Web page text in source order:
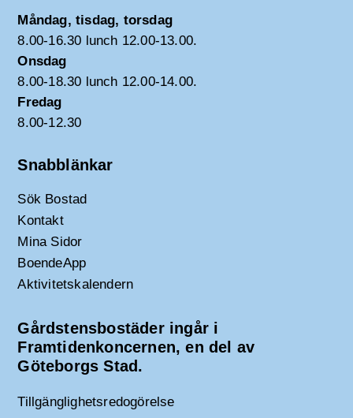
Måndag, tisdag, torsdag
8.00-16.30 lunch 12.00-13.00.
Onsdag
8.00-18.30 lunch 12.00-14.00.
Fredag
8.00-12.30
Snabblänkar
Sök Bostad
Kontakt
Mina Sidor
BoendeApp
Aktivitetskalendern
Gårdstensbostäder ingår i
Framtidenkoncernen, en del av
Göteborgs Stad.
Tillgänglighetsredogörelse